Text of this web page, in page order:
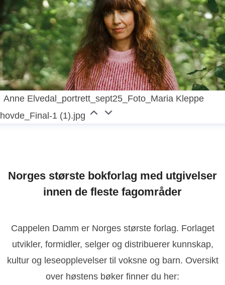
Anne Elvedal_portrett_sept25_Foto_Maria Kleppe
1 (1).jpg
Norges største bokforlag med utgivelser
innen de fleste fagområder
Cappelen Damm er Norges største forlag. Forlaget
utvikler, formidler, selger og distribuerer kunnskap,
kultur og leseopplevelser til voksne og barn. Oversikt
over høstens bøker finner du her: